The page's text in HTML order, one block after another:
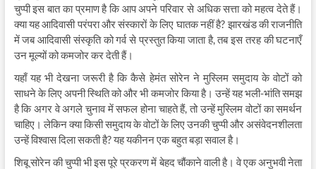
चुप्पी इस बात का प्रमाण है कि आप अपने परिवार से अधिक सत्ता को महत्व देते हैं।
क्या यह आदिवासी परंपरा और संस्कारों के लिए घातक नहीं है? झारखंड की राजनीति
में जब आदिवासी संस्कृति को गर्व से प्रस्तुत किया जाता है, तब इस तरह की घटनाएँ
उन मूल्यों को कमजोर कर देती हैं।
यहाँ यह भी देखना जरूरी है कि कैसे हेमंत सोरेन ने मुस्लिम समुदाय के वोटों को
साधने के लिए अपनी स्थिति को और भी कमजोर किया है। उन्हें यह भली-भांति समझ
है कि अगर वे अगले चुनाव में सफल होना चाहते हैं, तो उन्हें मुस्लिम वोटों का समर्थन
चाहिए। लेकिन क्या किसी समुदाय के वोटों के लिए उनकी चुप्पी और असंवेदनशीलता
उन्हें विश्वास दिला सकती है? यह यकीनन एक बहुत बड़ा सवाल है।
शिबू सोरेन की चुप्पी भी इस पूरे प्रकरण में बेहद चौंकाने वाली है। वे एक अनुभवी नेता